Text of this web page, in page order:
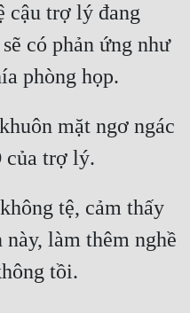
cậu trợ lý đang
có phản ứng như
mặt ngơ ngác
tệ, cảm thấy
làm thêm nghề